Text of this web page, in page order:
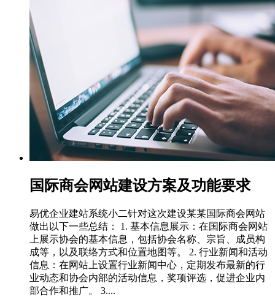
国际商会网站建设方案及功能要求
易优企业建站系统小二针对这次建设某某国际商会网站
做出以下一些总结： 1. 基本信息展示：在国际商会网站
上展示协会的基本信息，包括协会名称、宗旨、成员构
成等，以及联络方式和位置地图等。 2. 行业新闻和活动
信息：在网站上设置行业新闻中心，定期发布最新的行
业动态和协会内部的活动信息，奖项评选，促进企业内
部合作和推广。 3....